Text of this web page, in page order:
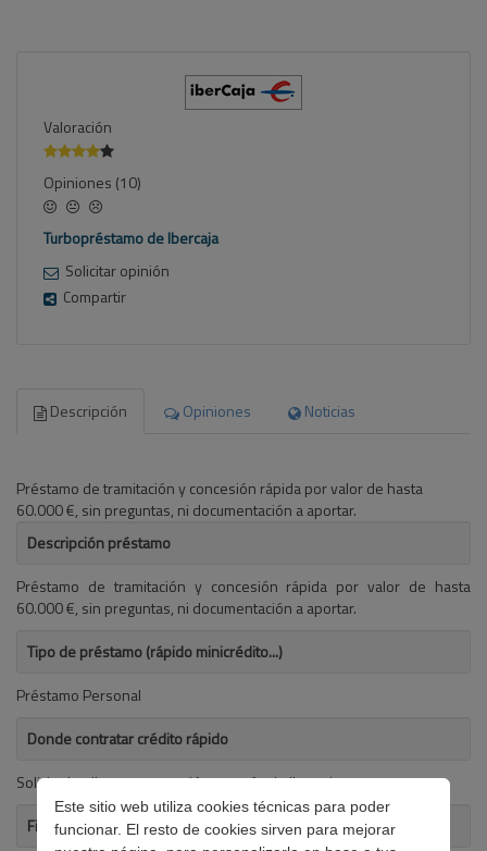
Este sitio web utiliza cookies técnicas para poder
funcionar. El resto de cookies sirven para mejorar
Valoración
Opiniones (10)
Turbopréstamo de Ibercaja
Solicitar opinión
Compartir
Descripción Opiniones Noticias
Préstamo de tramitación y concesión rápida por valor de hasta
60.000 €, sin preguntas, ni documentación a aportar.
Descripción préstamo
Préstamo de tramitación y concesión rápida por valor de hasta
60.000 €, sin preguntas, ni documentación a aportar.
Tipo de préstamo (rápido minicrédito...)
Préstamo Personal
Donde contratar crédito rápido
Solicitud online y contratación a través de Ibercaja
Finalidad del préstamo